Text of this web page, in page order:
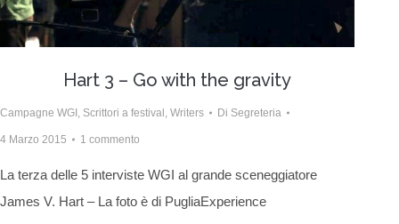
Hart 3 – Go with the gravity
Campagne WGI , Scrittori a festival , Writers Di Segreteria
4 Marzo 2015 1 commento
La terza delle 5 interviste WGI al grande sceneggiatore
James V. Hart – La foto è di PugliaExperience